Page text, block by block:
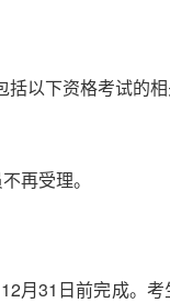
以下资格考试的
再受理。
月31日前完成。